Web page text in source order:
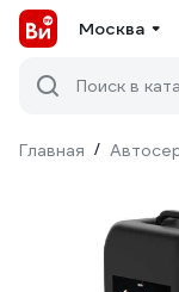
Москва
Поиск в
Главная /